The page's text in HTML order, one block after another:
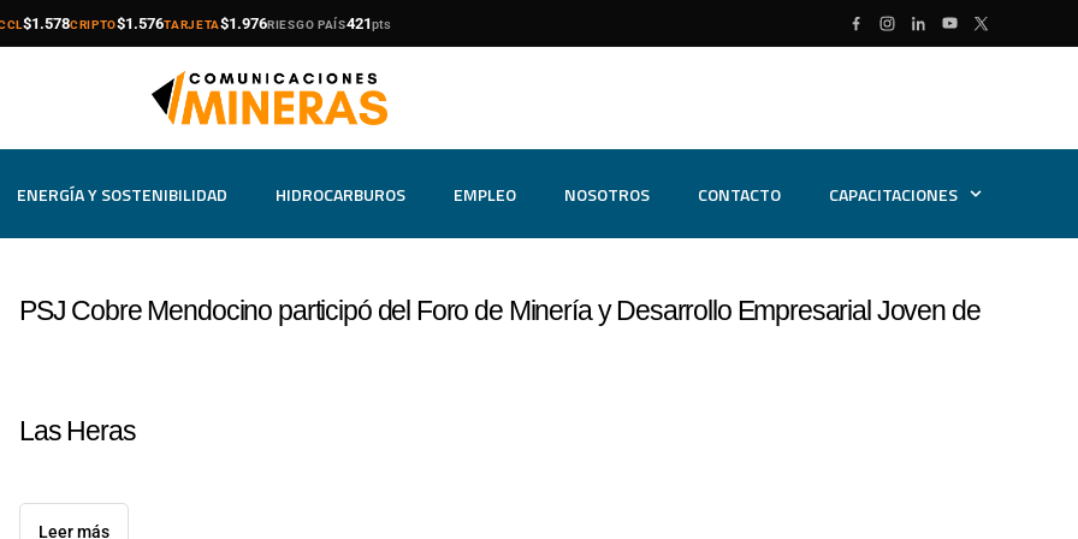
$1.578CRIPTO
compra
venta $1.576TARJETA
compra
venta $1.976RIESGO PAÍS421pts
ENERGÍA Y SOSTENIBILIDAD HIDROCARBUROS EMPLEO NOSOTROS CONTACTO CAPACITACIONES
PSJ Cobre Mendocino participó del Foro de Minería y Desarrollo Empresarial Joven de
Las Heras
Leer más